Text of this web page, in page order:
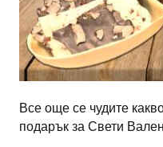
Все още се чудите
подарък за Свети